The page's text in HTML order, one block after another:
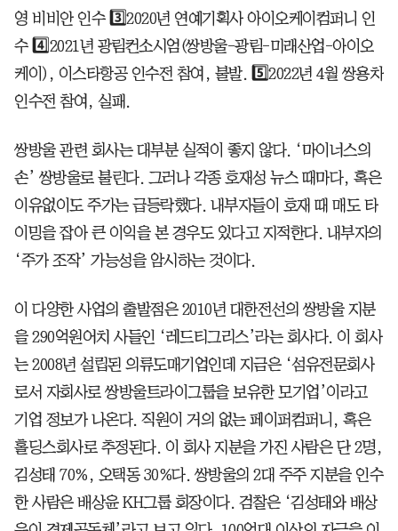
영 비비안 인수 3️⃣2020년 연예기획사 아이오케이컴퍼니 인
수 4️⃣2021년 광림컨소시엄(쌍방울-광림-미래산업-아이오
케이), 이스타항공 인수전 참여, 불발. 5️⃣2022년 4월 쌍용차
인수전 참여, 실패.
쌍방울 관련 회사는 대부분 실적이 좋지 않다. ‘마이너스의
손’ 쌍방울로 불린다. 그러나 각종 호재성 뉴스 때마다, 혹은
이유없이도 주가는 급등락했다. 내부자들이 호재 때 매도 타
이밍을 잡아 큰 이익을 본 경우도 있다고 지적한다. 내부자의
‘주가 조작’ 가능성을 암시하는 것이다.
이 다양한 사업의 출발점은 2010년 대한전선의 쌍방울 지분
을 290억원어치 사들인 ‘레드티그리스’라는 회사다. 이 회사
는 2008년 설립된 의류도매기업인데 지금은 ‘섬유전문회사
로서 자회사로 쌍방울트라이그룹을 보유한 모기업’이라고
기업 정보가 나온다. 직원이 거의 없는 페이퍼컴퍼니, 혹은
홀딩스회사로 추정된다. 이 회사 지분을 가진 사람은 단 2명,
김성태 70%, 오택동 30%다. 쌍방울의 2대 주주 지분을 인수
한 사람은 배상윤 KH그룹 회장이다. 검찰은 ‘김성태와 배상